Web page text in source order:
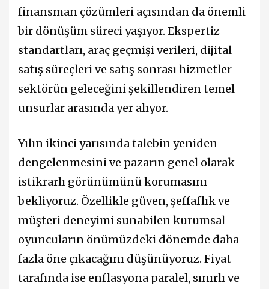
finansman çözümleri açısından da önemli
bir dönüşüm süreci yaşıyor. Ekspertiz
standartları, araç geçmişi verileri, dijital
satış süreçleri ve satış sonrası hizmetler
sektörün geleceğini şekillendiren temel
unsurlar arasında yer alıyor.
Yılın ikinci yarısında talebin yeniden
dengelenmesini ve pazarın genel olarak
istikrarlı görünümünü korumasını
bekliyoruz. Özellikle güven, şeffaflık ve
müşteri deneyimi sunabilen kurumsal
oyuncuların önümüzdeki dönemde daha
fazla öne çıkacağını düşünüyoruz. Fiyat
tarafında ise enflasyona paralel, sınırlı ve